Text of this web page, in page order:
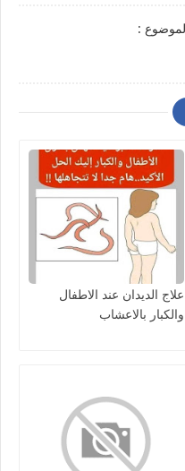
:
علاج الديدان عند الاطفال
والكبار بالاعشاب